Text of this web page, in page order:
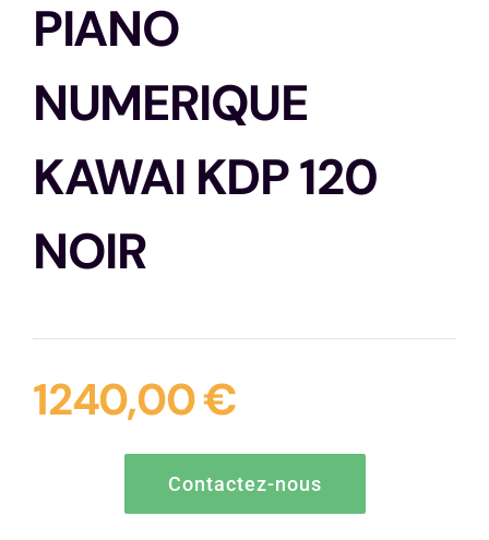
PIANO
NUMERIQUE
KAWAI KDP 120
NOIR
1240,00€
Contactez-nous